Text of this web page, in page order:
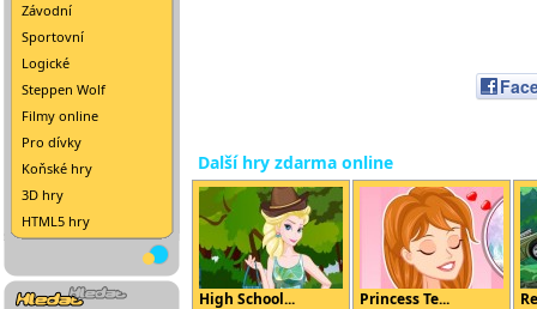
Závodní
Sportovní
Logické
Steppen Wolf
Filmy online
Pro dívky
Koňské hry
3D hry
HTML5 hry
Další hry zdarma online
High School... Princess Te...